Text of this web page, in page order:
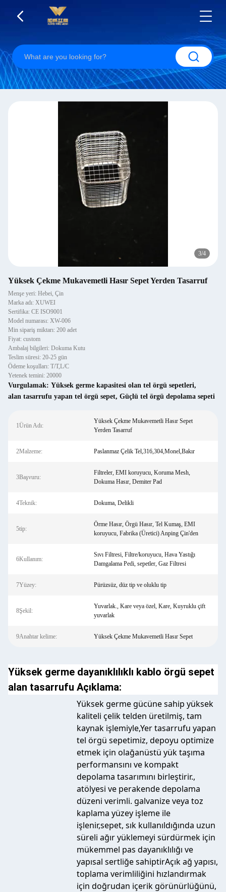
4/4
Yüksek Çekme Mukavemetli Hasır Sepet Yerden Tasarruf
Menşe yeri: Hebei, Çin
Marka adı: XUWEI
Sertifika: CE ISO9001
Model numarası: XW-006
Min sipariş miktarı: 200 adet
Fiyat: custom
Ambalaj bilgileri: Dokuma Kutu
Teslim süresi: 20-25 gün
Ödeme koşulları: T/T,L/C
Yetenek temini: 20000
Vurgulamak: Yüksek germe kapasitesi olan tel örgü sepetleri,
alan tasarrufu yapan tel örgü sepet, Güçlü tel örgü depolama sepeti
1Ürün Adı:
Yüksek Çekme Mukavemetli Hasır Sepet
Yerden Tasarruf
2Malzeme: Paslanmaz Çelik Tel,316,304,Monel,Bakır
3Başvuru:
Filtreler, EMI koruyucu, Koruma Mesh,
Dokuma Hasır, Demiter Pad
4Teknik: Dokuma, Delikli
5tip:
Örme Hasır, Örgü Hasır, Tel Kumaş, EMI
koruyucu, Fabrika (Üretici) Anping Çin'den
6Kullanım:
Sıvı Filtresi, Filtre/koruyucu, Hava Yastığı
Damgalama Pedi, sepetler, Gaz Filtresi
7Yüzey: Pürüzsüz, düz tip ve oluklu tip
8Şekil:
Yuvarlak., Kare veya özel, Kare, Kuyruklu çift
yuvarlak
9Anahtar kelime: Yüksek Çekme Mukavemetli Hasır Sepet
Yüksek germe dayanıklılıklı kablo örgü sepet
alan tasarrufu Açıklama:
Yüksek germe gücüne sahip yüksek
kaliteli çelik telden üretilmiş, tam
kaynak işlemiyle,Yer tasarrufu yapan
tel örgü sepetimiz, depoyu optimize
etmek için olağanüstü yük taşıma
performansını ve kompakt
depolama tasarımını birleştirir.,
atölyesi ve perakende depolama
düzeni verimli. galvanize veya toz
kaplama yüzey işleme ile
işlenir,sepet, sık kullanıldığında uzun
süreli ağır yüklemeyi sürdürmek için
mükemmel pas dayanıklılığı ve
yapısal sertliğe sahiptirAçık ağ yapısı,
toplama verimliliğini hızlandırmak
için doğrudan içerik görünürlüğünü,